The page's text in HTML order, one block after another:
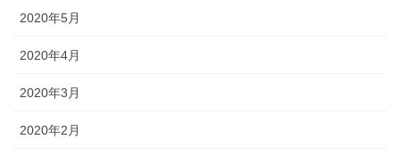
2020年5月
2020年4月
2020年3月
2020年2月